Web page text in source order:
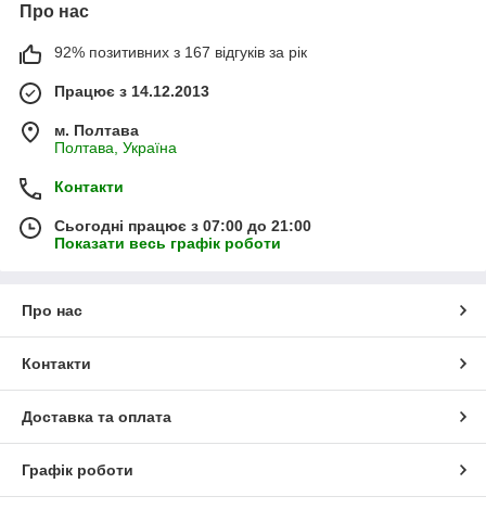
Про нас
92% позитивних з 167 відгуків за рік
Працює з 14.12.2013
м. Полтава
Полтава, Україна
Контакти
Сьогодні працює з 07:00 до 21:00
Показати весь графік роботи
Про нас
Контакти
Доставка та оплата
Графік роботи